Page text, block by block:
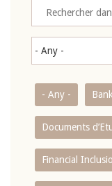
- Any -
Documents
Financial